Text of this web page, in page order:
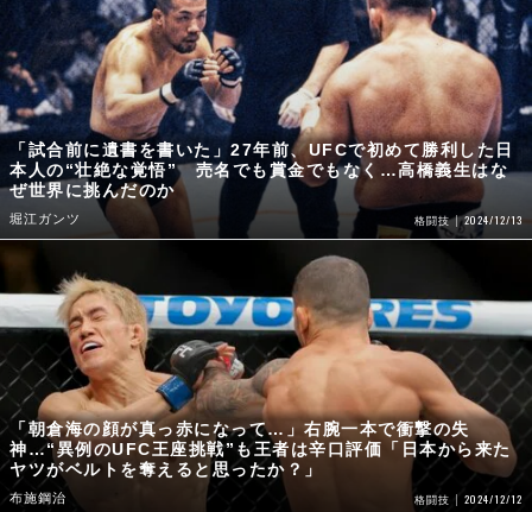
「試合前に遺書を書いた」27年前、UFCで初めて勝利した日
本人の“壮絶な覚悟” 売名でも賞金でもなく…高橋義生はな
ぜ世界に挑んだのか
堀江ガンツ 格闘技 2024/12/13
「朝倉海の顔が真っ赤になって…」右腕一本で衝撃の失
神…“異例のUFC王座挑戦”も王者は辛口評価「日本から来た
ヤツがベルトを奪えると思ったか？」
布施鋼治 格闘技 2024/12/12